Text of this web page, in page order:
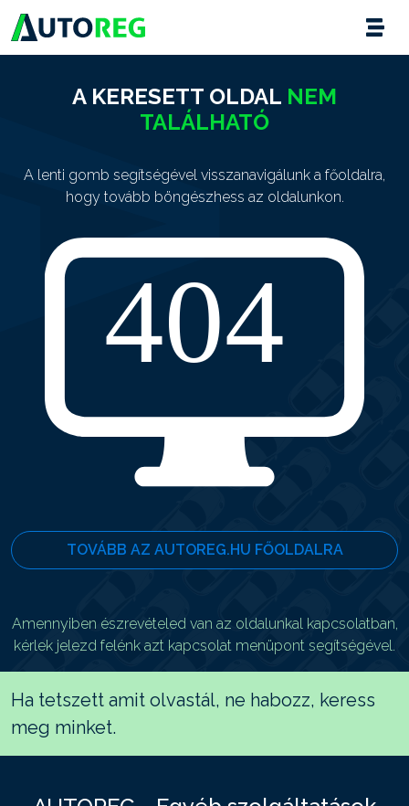
A KERESETT OLDAL NEM
TALÁLHATÓ
A lenti gomb segítségével visszanavigálunk a főoldalra,
hogy tovább böngészhess az oldalunkon.
TOVÁBB AZ AUTOREG.HU FŐOLDALRA
Amennyiben észrevételed van az oldalunkal kapcsolatban,
kérlek jelezd felénk azt kapcsolat menüpont segítségével.
Ha tetszett amit olvastál, ne habozz, keress
meg minket.